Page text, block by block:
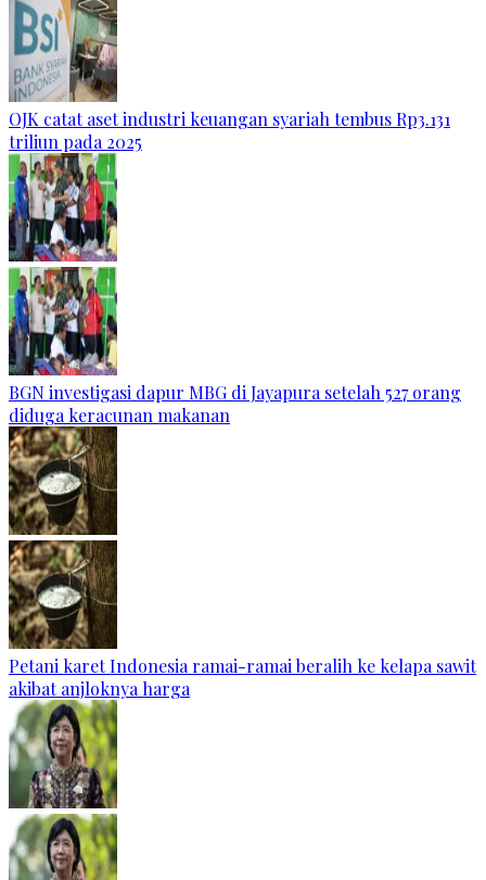
OJK catat aset industri keuangan syariah tembus Rp3.131
triliun pada 2025
BGN investigasi dapur MBG di Jayapura setelah 527 orang
diduga keracunan makanan
Petani karet Indonesia ramai-ramai beralih ke kelapa sawit
akibat anjloknya harga